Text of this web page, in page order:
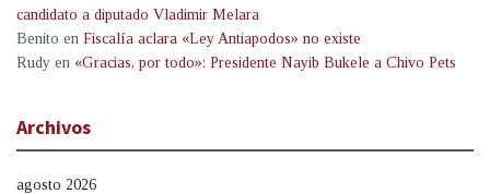
candidato a diputado Vladimir Melara
Benito en Fiscalía aclara «Ley Antiapodos» no existe
Rudy en «Gracias, por todo»: Presidente Nayib Bukele a Chivo Pets
Archivos
agosto 2026